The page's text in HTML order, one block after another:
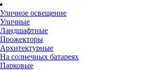
Уличное освещение
Уличные
Ландшафтные
Прожекторы
Архитектурные
На солнечных батареях
Парковые